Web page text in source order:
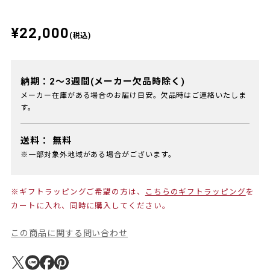
¥22,000 (税込)
納期：2～3週間(メーカー欠品時除く)
メーカー在庫がある場合のお届け目安。欠品時はご連絡いたしま
す。
送料： 無料
※一部対象外地域がある場合がございます。
※ギフトラッピングご希望の方は、 こちらのギフトラッピング を
カートに入れ、同時に購入してください。
この商品に関する問い合わせ